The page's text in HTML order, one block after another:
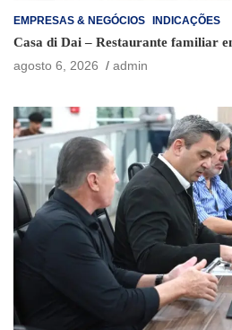
EMPRESAS & NEGÓCIOS INDICAÇÕES
Casa di Dai – Restaurante familiar
agosto 6, 2026
admin